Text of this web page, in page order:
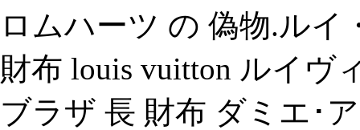
ロムハーツ の 偽物.ルイ
財布 louis vuitton ルイヴ
ブラザ 長 財布 ダミエ･